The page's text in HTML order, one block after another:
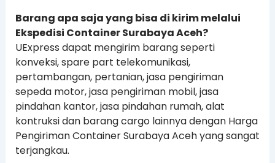
Barang apa saja yang bisa di kirim melalui
Ekspedisi Container Surabaya Aceh?
UExpress dapat mengirim barang seperti
konveksi, spare part telekomunikasi,
pertambangan, pertanian, jasa pengiriman
sepeda motor, jasa pengiriman mobil, jasa
pindahan kantor, jasa pindahan rumah, alat
kontruksi dan barang cargo lainnya dengan Harga
Pengiriman Container Surabaya Aceh yang sangat
terjangkau.